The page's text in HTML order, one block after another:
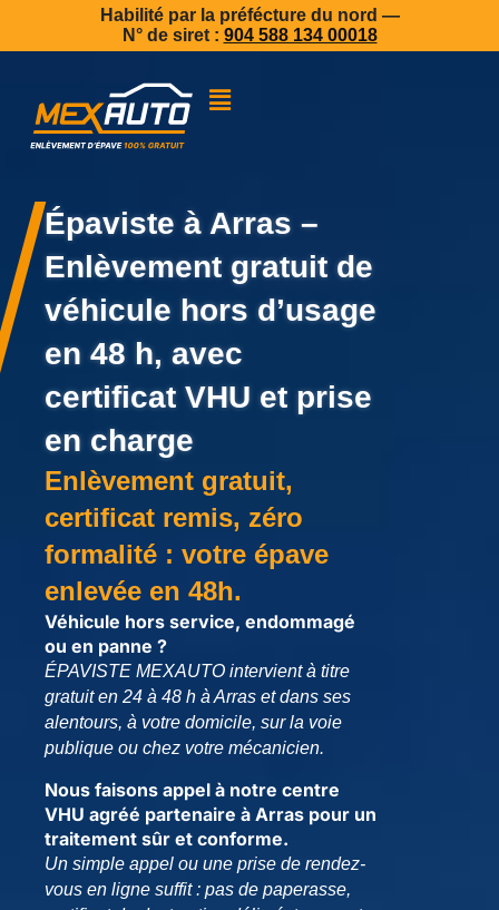
Habilité par la préfécture du nord —
N° de siret : 904 588 134 00018
Épaviste à Arras –
Enlèvement gratuit de
véhicule hors d’usage
en 48 h, avec
certificat VHU et prise
en charge
Enlèvement gratuit,
certificat remis, zéro
formalité : votre épave
enlevée en 48h.
Véhicule hors service, endommagé
ou en panne ?
ÉPAVISTE MEXAUTO intervient à titre
gratuit en 24 à 48 h à Arras et dans ses
alentours, à votre domicile, sur la voie
publique ou chez votre mécanicien.
Nous faisons appel à notre centre
VHU agréé partenaire à Arras pour un
traitement sûr et conforme.
Un simple appel ou une prise de rendez-
vous en ligne suffit : pas de paperasse,